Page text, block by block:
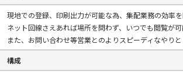
現地での登録、印刷出力が可能な為、集配業務の効率を
ネット回線さえあれば場所を問わず、いつでも閲覧が可
また、お問い合わせ等営業とのよりスピーディなやりと
構成